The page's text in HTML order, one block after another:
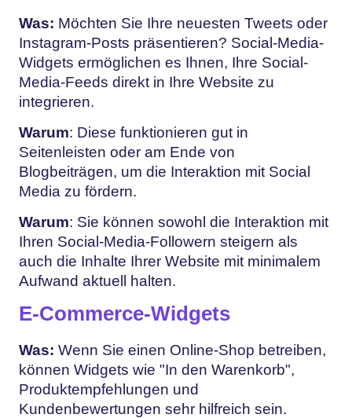
Was: Möchten Sie Ihre neuesten Tweets oder
Instagram-Posts präsentieren? Social-Media-
Widgets ermöglichen es Ihnen, Ihre Social-
Media-Feeds direkt in Ihre Website zu
integrieren.
Warum: Diese funktionieren gut in
Seitenleisten oder am Ende von
Blogbeiträgen, um die Interaktion mit Social
Media zu fördern.
Warum: Sie können sowohl die Interaktion mit
Ihren Social-Media-Followern steigern als
auch die Inhalte Ihrer Website mit minimalem
Aufwand aktuell halten.
E-Commerce-Widgets
Was: Wenn Sie einen Online-Shop betreiben,
können Widgets wie "In den Warenkorb",
Produktempfehlungen und
Kundenbewertungen sehr hilfreich sein.